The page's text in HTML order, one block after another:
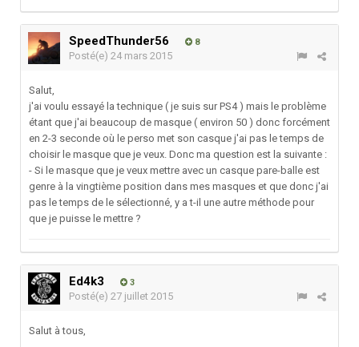
SpeedThunder56 8
Posté(e) 24 mars 2015
Salut,
j'ai voulu essayé la technique ( je suis sur PS4 ) mais le problème
étant que j'ai beaucoup de masque ( environ 50 ) donc forcément
en 2-3 seconde où le perso met son casque j'ai pas le temps de
choisir le masque que je veux. Donc ma question est la suivante :
- Si le masque que je veux mettre avec un casque pare-balle est
genre à la vingtième position dans mes masques et que donc j'ai
pas le temps de le sélectionné, y a t-il une autre méthode pour
que je puisse le mettre ?
Ed4k3 3
Posté(e) 27 juillet 2015
Salut à tous,